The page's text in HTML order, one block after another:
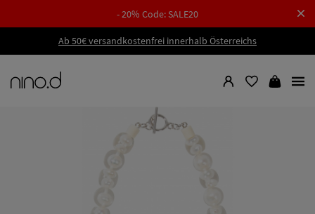
- 20% Code: SALE20
Ab 50€ versandkostenfrei innerhalb Österreichs